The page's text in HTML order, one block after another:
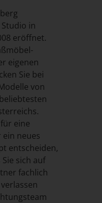
in
eröffnet.
eigenen
Sie bei
von
eine
ein neues
entscheiden,
sich auf
fachlich